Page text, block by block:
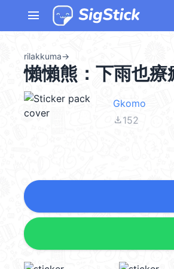
menu
rilakkuma→
懶懶熊：下雨也療
Gkomo
file_download152